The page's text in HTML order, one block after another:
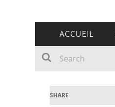
ACCUEIL
SHARE